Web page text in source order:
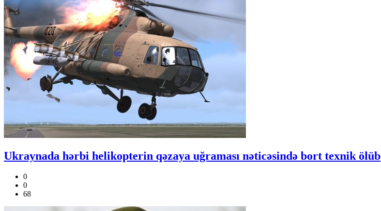
Ukraynada hərbi helikopterin qəzaya uğraması nəticəsində bort texnik ölüb
0
0
68